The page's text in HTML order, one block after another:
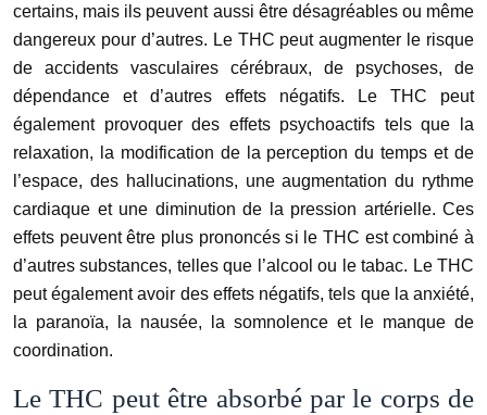
certains, mais ils peuvent aussi être désagréables ou même
dangereux pour d’autres. Le THC peut augmenter le risque
de accidents vasculaires cérébraux, de psychoses, de
dépendance et d’autres effets négatifs. Le THC peut
également provoquer des effets psychoactifs tels que la
relaxation, la modification de la perception du temps et de
l’espace, des hallucinations, une augmentation du rythme
cardiaque et une diminution de la pression artérielle. Ces
effets peuvent être plus prononcés si le THC est combiné à
d’autres substances, telles que l’alcool ou le tabac. Le THC
peut également avoir des effets négatifs, tels que la anxiété,
la paranoïa, la nausée, la somnolence et le manque de
coordination.
Le THC peut être absorbé par le corps de